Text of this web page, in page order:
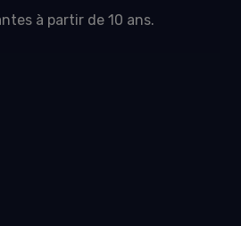
à partir de 10 ans.